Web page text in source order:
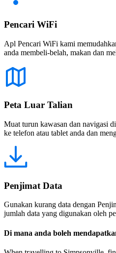
Pencari WiFi
Apl Pencari WiFi kami
anda membeli-belah, makan dan
Peta Luar Talian
Muat turun kawasan dan navigasi
ke telefon atau tablet anda dan
Penjimat Data
Gunakan kurang data dengan
jumlah data yang digunakan oleh
Di mana anda boleh